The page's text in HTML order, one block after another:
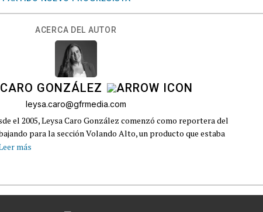
ACERCA DEL AUTOR
GONZÁLEZ
leysa.caro@gfrmedia.com
el 2005, Leysa Caro González comenzó como reportera del
para la sección Volando Alto, un producto que estaba
más